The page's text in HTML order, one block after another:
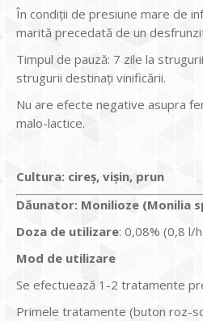
În condiţii de presiune mare de
marită precedată de un
Timpul de pauză: 7 zile la
strugurii destinaţi vinificării.
Nu are efecte negative asupra
malo-lactice.
Cultura: cireş, vişin, prun
Dăunator: Monilioze (Monilia
Doza de utilizare: 0,08% (0,8 l/
Mod de utilizare
Se efectuează 1-2 tratamente
Primele tratamente (buton roz-